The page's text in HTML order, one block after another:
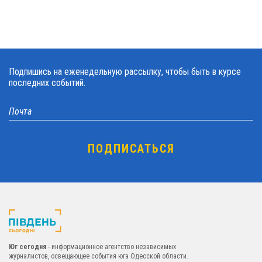
Подпишись на еженедельную рассылку, чтобы быть в курсе
последних событий.
Юг сегодня - информационное агентство независимых
журналистов, освещающее события юга Одесской области.